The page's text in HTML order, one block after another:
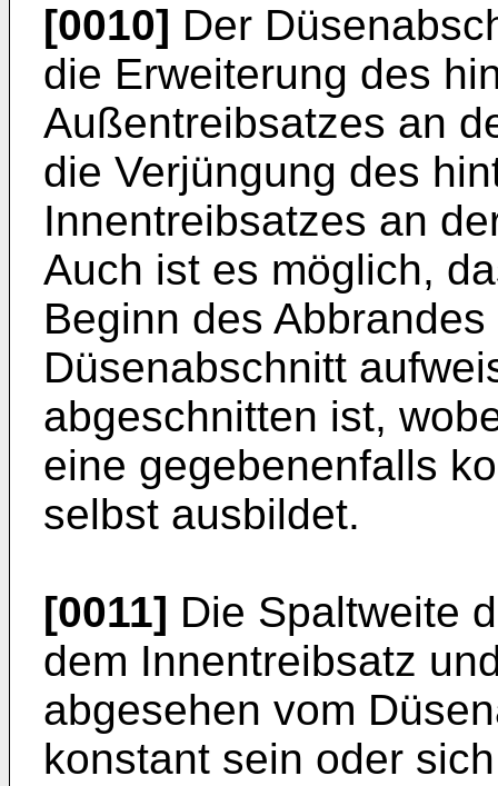
[0010] Der
die Erweiterung des
Außentreibsatzes an
die Verjüngung des
Innentreibsatzes an
Auch ist es möglich,
Beginn des
Düsenabschnitt
abgeschnitten ist,
eine gegebenenfalls
selbst ausbildet.
[0011] Die Spaltweite
dem Innentreibsatz
abgesehen vom
konstant sein oder